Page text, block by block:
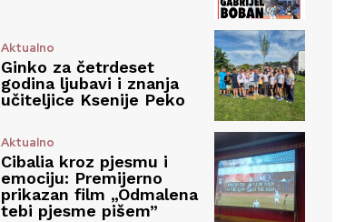
Aktualno
Ginko za četrdeset
godina ljubavi i znanja
učiteljice Ksenije Peko
Aktualno
Cibalia kroz pjesmu i
emociju: Premijerno
prikazan film „Odmalena
tebi pjesme pišem”